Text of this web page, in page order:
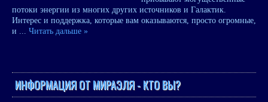
потоки энергии из многих других источников и Галактик.
Интерес и поддержка, которые вам оказываются, просто огромные,
и ... Читать дальше »
ИНФОРМАЦИЯ ОТ МИРАЭЛЯ - КТО ВЫ?